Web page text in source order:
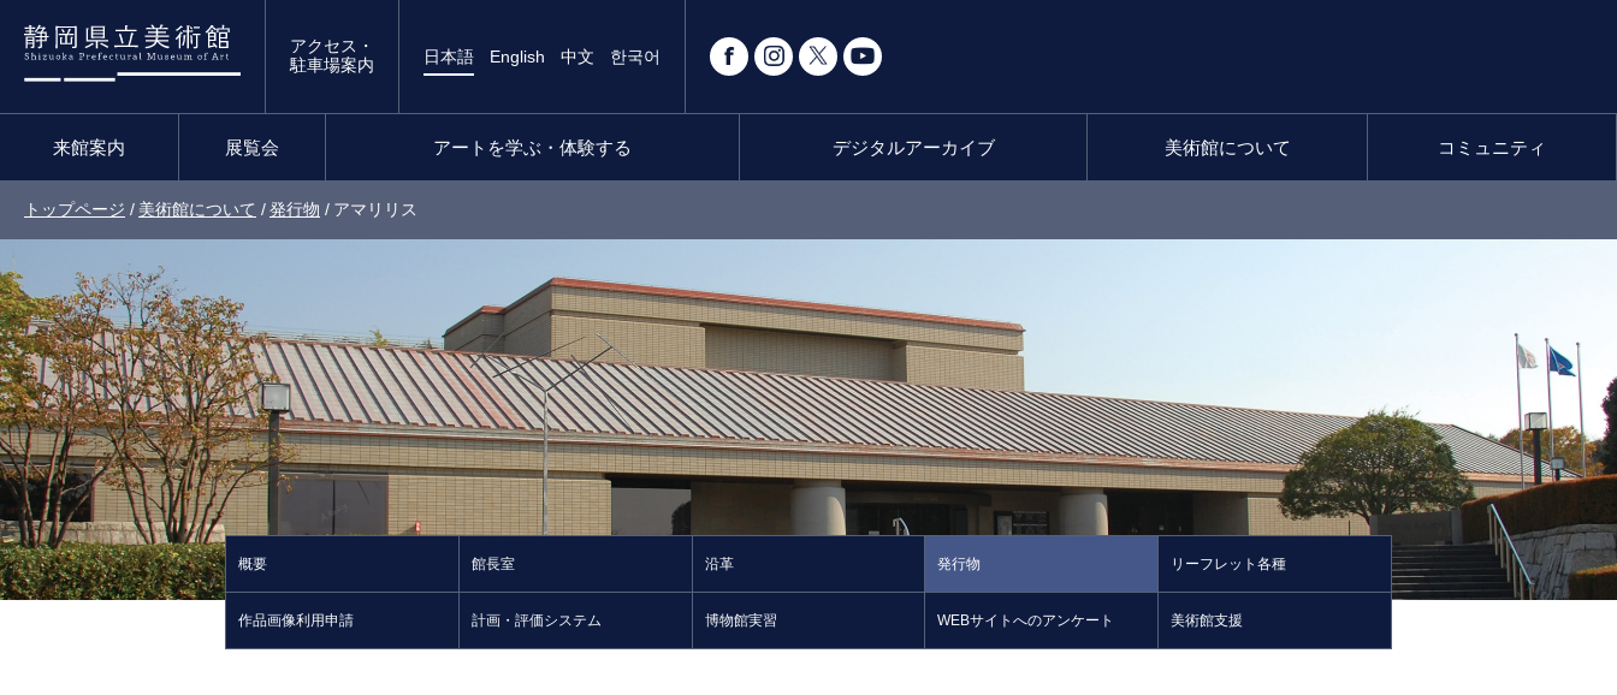
アクセス・
駐車場案内
日本語 English 中文 한국어
来館案内 展覧会 アートを学ぶ・体験する デジタルアーカイブ 美術館について コミュニティ
トップページ / 美術館について /発行物 / アマリリス
概要 館長室 沿革 発行物 リーフレット各種
作品画像利用申請 計画・評価システム 博物館実習 WEBサイトへのアンケート 美術館支援